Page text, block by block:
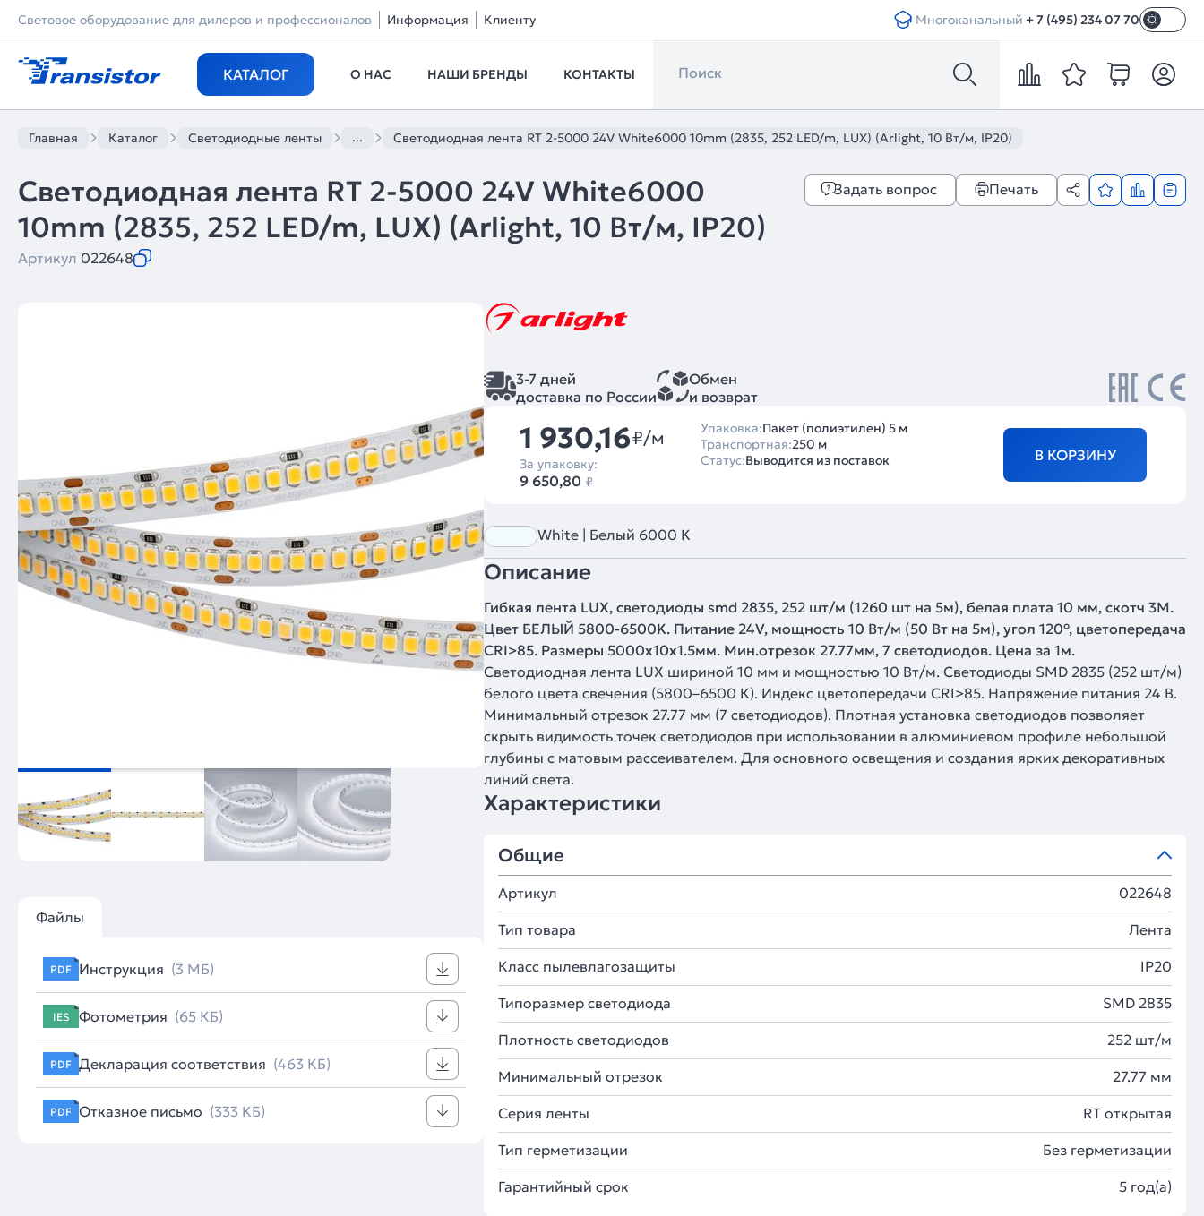
Световое оборудование для дилеров и профессионалов Информация Клиенту Многоканальный + 7 (495) 234 07 70
КАТАЛОГ О НАС НАШИ БРЕНДЫ КОНТАКТЫ
Главная Каталог Светодиодные ленты ... Светодиодная лента RT 2-5000 24V White6000 10mm (2835, 252 LED/m, LUX) (Arlight, 10 Вт/м, IP20)
Светодиодная лента RT 2-5000 24V White6000
10mm (2835, 252 LED/m, LUX) (Arlight, 10 Вт/м, IP20)
Артикул 022648
Задать вопрос Печать
Файлы
PDF Инструкция (3 МБ)
IES Фотометрия (65 КБ)
PDF Декларация соответствия (463 КБ)
PDF Отказное письмо (333 КБ)
3-7 дней
доставка по России
Обмен
и возврат
1 930,16₽/м
За упаковку:
9 650,80 ₽
Упаковка:Пакет (полиэтилен) 5 м
Транспортная:250 м
Статус:Выводится из поставок В КОРЗИНУ
White | Белый 6000 K
Описание
Гибкая лента LUX, светодиоды smd 2835, 252 шт/м (1260 шт на 5м), белая плата 10 мм, скотч 3М.
Цвет БЕЛЫЙ 5800-6500K. Питание 24V, мощность 10 Вт/м (50 Вт на 5м), угол 120°, цветопередача
CRI>85. Размеры 5000х10x1.5мм. Мин.отрезок 27.77мм, 7 светодиодов. Цена за 1м.
Светодиодная лента LUX шириной 10 мм и мощностью 10 Вт/м. Светодиоды SMD 2835 (252 шт/м)
белого цвета свечения (5800–6500 К). Индекс цветопередачи CRI>85. Напряжение питания 24 В.
Минимальный отрезок 27.77 мм (7 светодиодов). Плотная установка светодиодов позволяет
скрыть видимость точек светодиодов при использовании в алюминиевом профиле небольшой
глубины с матовым рассеивателем. Для основного освещения и создания ярких декоративных
линий света.
Характеристики
Общие
Артикул 022648
Тип товара Лента
Класс пылевлагозащиты IP20
Типоразмер светодиода SMD 2835
Плотность светодиодов 252 шт/м
Минимальный отрезок 27.77 мм
Серия ленты RT открытая
Тип герметизации Без герметизации
Гарантийный срок 5 год(а)